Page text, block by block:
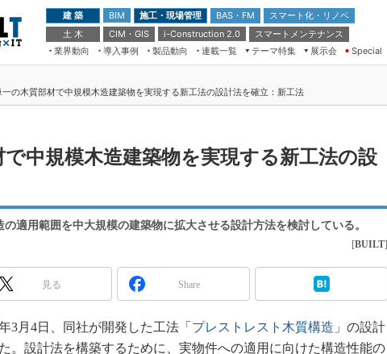
建 築 BIM 施工・現場管理 BAS・FM
スマート化・リノベ
土 木
CIM・GIS i-Construction 2.0
スマートメンテナンス
業界動向
導入事例 製品動向 連載一覧
テーマ特集
ドローンがもたらす建設業界の“ゲー
ムチェンジ” Ver.2.0
“Society5.0”時代のスマートビル
展示会
第8回 国際 建設・測量展
築・土木・不動産の先端技術展－
メンテナンス・レジリエンスOSAKA
メンテナンス・レジリエンスTOKYO
IGAS2018
Special
一の木質部材で中規模木造建築物を実現する新工法の設計法を確立：新工法
中規模木造建築物を実現する新工法の設
適用範囲を中大規模の建築物に拡大させる設計方法を検討している。
[BUILT]
見る Share
3月4日、同社が開発した工法「 プレストレスト木質構造 」の設計
。設計法を構築するために、実物件への適用に向けた構造性能の